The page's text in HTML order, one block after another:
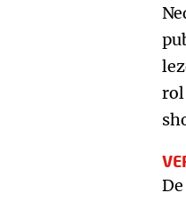
rol